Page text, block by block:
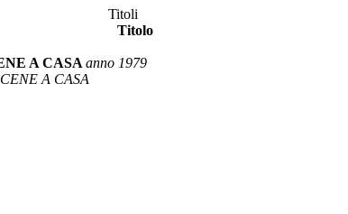
Titoli
Titolo
A CASA anno 1979
A CASA